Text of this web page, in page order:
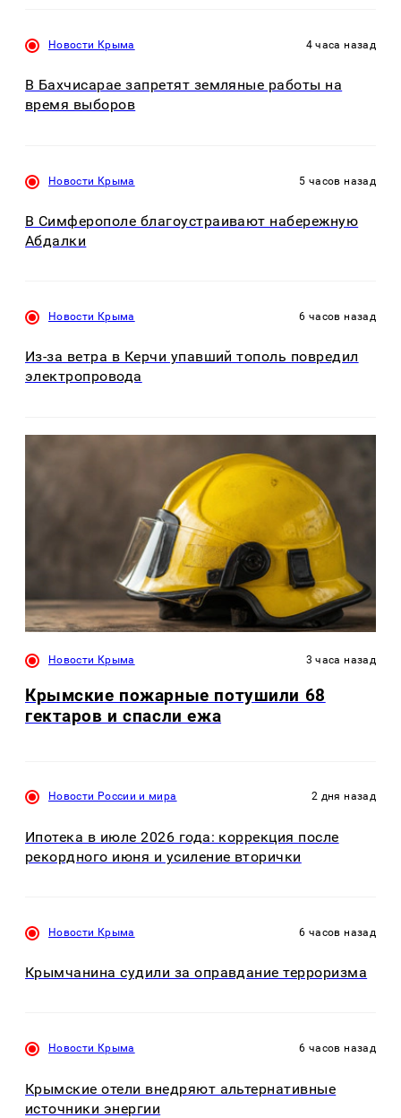
Новости Крыма 4 часа назад
В Бахчисарае запретят земляные работы на
время выборов
Новости Крыма 5 часов назад
В Симферополе благоустраивают набережную
Абдалки
Новости Крыма 6 часов назад
Из-за ветра в Керчи упавший тополь повредил
электропровода
Новости Крыма 3 часа назад
Крымские пожарные потушили 68
гектаров и спасли ежа
Новости России и мира 2 дня назад
Ипотека в июле 2026 года: коррекция после
рекордного июня и усиление вторички
Новости Крыма 6 часов назад
Крымчанина судили за оправдание терроризма
Новости Крыма 6 часов назад
Крымские отели внедряют альтернативные
источники энергии